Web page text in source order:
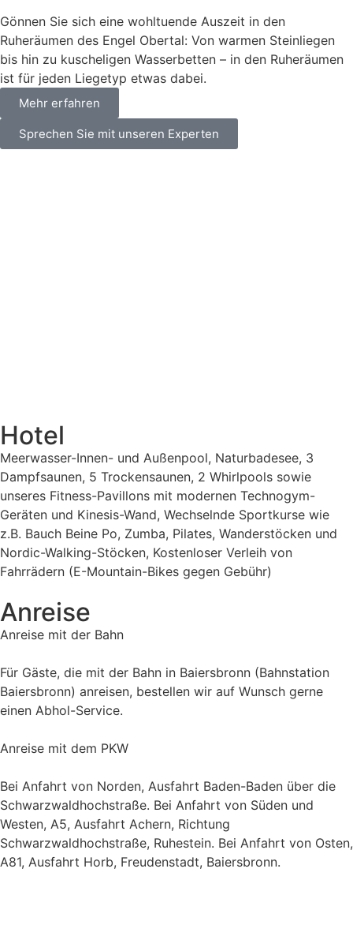
Gönnen Sie sich eine wohltuende Auszeit in den
Ruheräumen des Engel Obertal: Von warmen Steinliegen
bis hin zu kuscheligen Wasserbetten – in den Ruheräumen
ist für jeden Liegetyp etwas dabei.
Mehr erfahren
Sprechen Sie mit unseren Experten
Hotel
Meerwasser-Innen- und Außenpool, Naturbadesee, 3
Dampfsaunen, 5 Trockensaunen, 2 Whirlpools sowie
unseres Fitness-Pavillons mit modernen Technogym-
Geräten und Kinesis-Wand, Wechselnde Sportkurse wie
z.B. Bauch Beine Po, Zumba, Pilates, Wanderstöcken und
Nordic-Walking-Stöcken, Kostenloser Verleih von
Fahrrädern (E-Mountain-Bikes gegen Gebühr)
Anreise
Anreise mit der Bahn
Für Gäste, die mit der Bahn in Baiersbronn (Bahnstation
Baiersbronn) anreisen, bestellen wir auf Wunsch gerne
einen Abhol-Service.
Anreise mit dem PKW
Bei Anfahrt von Norden, Ausfahrt Baden-Baden über die
Schwarzwaldhochstraße. Bei Anfahrt von Süden und
Westen, A5, Ausfahrt Achern, Richtung
Schwarzwaldhochstraße, Ruhestein. Bei Anfahrt von Osten,
A81, Ausfahrt Horb, Freudenstadt, Baiersbronn.